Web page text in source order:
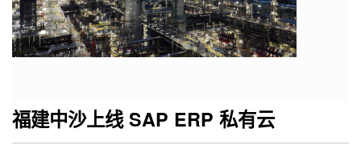
福建中沙上线 SAP ERP 私有云